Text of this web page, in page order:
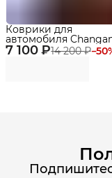
7 100 ₽14 200 ₽−50
Коврики для
автомобиля
Eado Plus (2020-)
Premium в cалон